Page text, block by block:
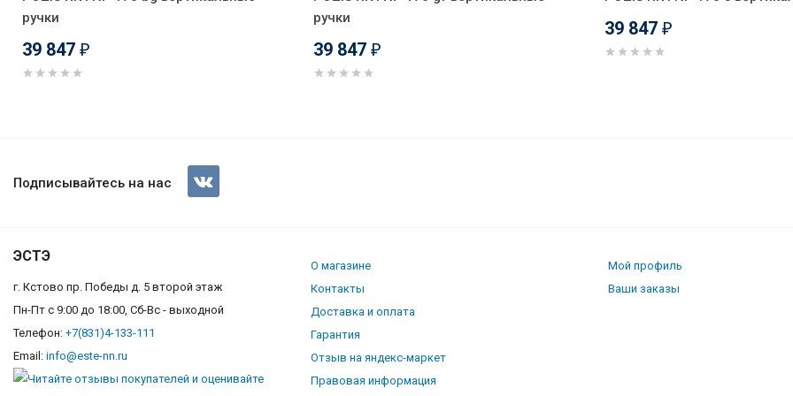
ручки
39 847 ₽
ручки
39 847 ₽
39 847 ₽
Холодильник POZIS RK FNF-172 w вертикальные ручки
Подписывайтесь на нас
ЭСТЭ
г. Кстово пр. Победы д. 5 второй этаж
Пн-Пт с 9:00 до 18:00, Сб-Вс - выходной
Телефон: +7(831)4-133-111
Email: info@este-nn.ru
О магазине
Контакты
Доставка и оплата
Гарантия
Отзыв на яндекс-маркет
Правовая информация
Мой профиль
Ваши заказы